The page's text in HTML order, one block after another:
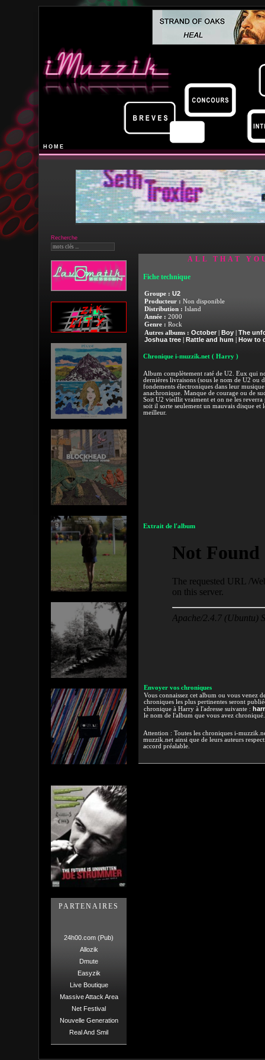
HOME
Recherche
PARTENAIRES
24h00.com (Pub)
Allozik
Dmute
Easyzik
Live Boutique
Massive Attack Area
Net Festival
Nouvelle Generation
Real And Smil
ALL THAT
Fiche technique
Groupe : U2
Producteur : Non disponible
Distribution : Island
Année : 2000
Genre : Rock
Autres albums : October| Boy| The
Joshua tree| Rattle and hum How to
Chronique i-muzzik.net ( Harry )
Album complètement raté de U2. Eux qui
dernières livraisons (sous le nom de U2 ou
fondements électroniques dans leur
anachronique. Manque de courage ou de
Soit U2 vieillit vraiment et on ne les reverra
soit il sorte seulement un mauvais disque et
meilleur.
Extrait de l'album
Envoyer vos chroniques
Vous connaissez cet album ou vous venez
chroniques les plus pertinentes seront
chronique à Harry à l'adresse suivante :
le nom de l'album que vous avez
Attention : Toutes les chroniques i-
muzzik.net ainsi que de leurs auteurs
accord préalable.